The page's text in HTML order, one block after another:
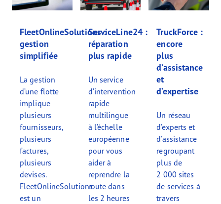
FleetOnlineSolutions :
gestion
simplifiée
La gestion
d’une flotte
implique
plusieurs
fournisseurs,
plusieurs
factures,
plusieurs
devises.
FleetOnlineSolutions
est un
ServiceLine24 :
réparation
plus rapide
Un service
d’intervention
rapide
multilingue
à l’échelle
européenne
pour vous
aider à
reprendre la
route dans
les 2 heures
TruckForce :
encore
plus
d’assistance
et
d’expertise
Un réseau
d’experts et
d’assistance
regroupant
plus de
2 000 sites
de services à
travers